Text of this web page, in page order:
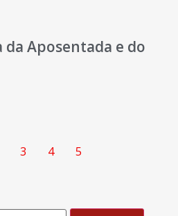
da Aposentada e do
3 4 5